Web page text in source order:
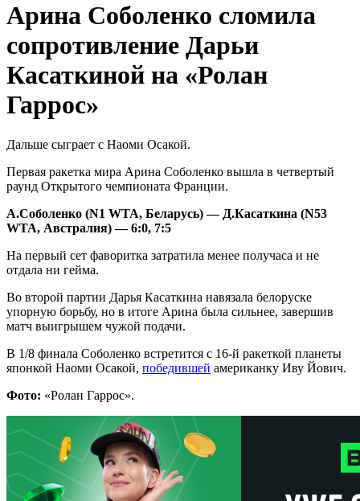
Арина Соболенко сломила
сопротивление Дарьи
Касаткиной на «Ролан
Гаррос»
Дальше сыграет с Наоми Осакой.
Первая ракетка мира Арина Соболенко вышла в четвертый
раунд Открытого чемпионата Франции.
А.Соболенко (N1 WTA, Беларусь) — Д.Касаткина (N53
WTA, Австралия) — 6:0, 7:5
На первый сет фаворитка затратила менее получаса и не
отдала ни гейма.
Во второй партии Дарья Касаткина навязала белоруске
упорную борьбу, но в итоге Арина была сильнее, завершив
матч выигрышем чужой подачи.
В 1/8 финала Соболенко встретится с 16-й ракеткой планеты
японкой Наоми Осакой, победившей американку Иву Йович.
Фото: «Ролан Гаррос».